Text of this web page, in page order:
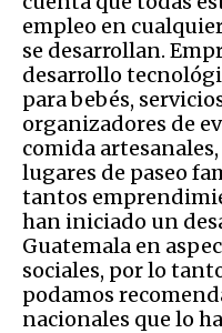
empleo en
se desarrollan.
desarrollo
para bebés,
organizadores de
comida
lugares de paseo
tantos
han iniciado un
Guatemala en
sociales, por lo
podamos
nacionales que lo